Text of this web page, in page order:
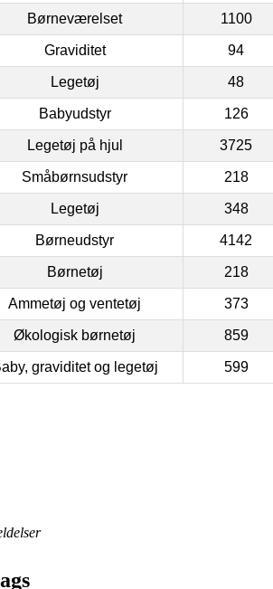
Børneværelset 1100
Graviditet 94
Legetøj 48
Babyudstyr 126
Legetøj på hjul 3725
Småbørnsudstyr 218
Legetøj 348
Børneudstyr 4142
Børnetøj 218
Ammetøj og ventetøj 373
Økologisk børnetøj 859
graviditet og legetøj 599